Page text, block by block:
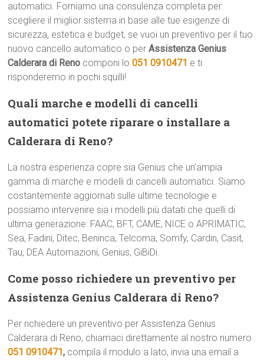
automatici. Forniamo una consulenza completa per
scegliere il miglior sistema in base alle tue esigenze di
sicurezza, estetica e budget, se vuoi un preventivo per il tuo
nuovo cancello automatico o perAssistenza Genius
Calderara di Reno componi lo051 0910471 e ti
risponderemo in pochi squilli!
Quali marche e modelli di cancelli
automatici potete riparare o installare a
Calderara di Reno?
La nostra esperienza copre sia Genius che un’ampia
gamma di marche e modelli di cancelli automatici. Siamo
costantemente aggiornati sulle ultime tecnologie e
possiamo intervenire sia i modelli più datati che quelli di
ultima generazione: FAAC, BFT, CAME, NICE o APRIMATIC,
Sea, Fadini, Ditec, Beninca, Telcoma, Somfy, Cardin, Casit,
Tau, DEA Automazioni, Genius, GiBiDi.
Come posso richiedere un preventivo per
Assistenza Genius Calderara di Reno?
Per richiedere un preventivo per Assistenza Genius
Calderara di Reno, chiamaci direttamente al nostro numero
051 0910471, compila il modulo a lato, invia una email a